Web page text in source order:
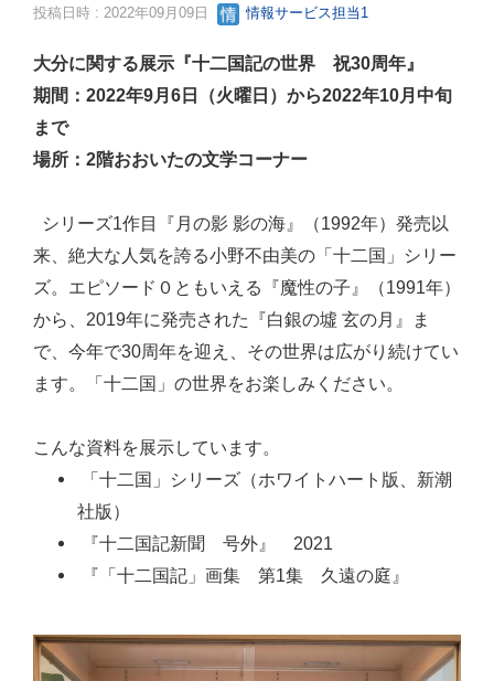
投稿日時 : 2022年09月09日 情報サービス担当1
大分に関する展示『十二国記の世界 祝30周年』
期間：2022年9月6日（火曜日）から2022年10月中旬
まで
場所：2階おおいたの文学コーナー
シリーズ1作目『月の影 影の海』（1992年）発売以
来、絶大な人気を誇る小野不由美の「十二国」シリー
ズ。エピソード０ともいえる『魔性の子』（1991年）
から、2019年に発売された『白銀の墟 玄の月』ま
で、今年で30周年を迎え、その世界は広がり続けてい
ます。「十二国」の世界をお楽しみください。
こんな資料を展示しています。
「十二国」シリーズ（ホワイトハート版、新潮
社版）
『十二国記新聞 号外』 2021
『「十二国記」画集 第1集 久遠の庭』